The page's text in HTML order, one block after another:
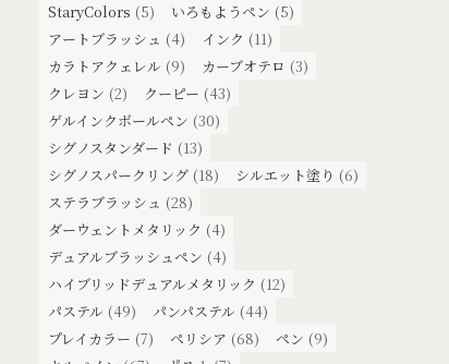
StaryColors (5) いろもようペン (5)
アートブラッシュ (4) インク (11)
カラトアクェレル (9) カーブオテロ (3)
クレヨン (2) クーピー (43)
ゲルインクボールペン (30)
シグノスタンダード (13)
シグノスパークリング (18) シルエット塗り (6)
ステラブラッシュ (28)
ダーウェントメタリック (4)
デュアルブラッシュペン (4)
ハイブリッドデュアルメタリック (12)
パステル (49) パンパステル (44)
プレイカラー (7) ペリシア (68) ペン (9)